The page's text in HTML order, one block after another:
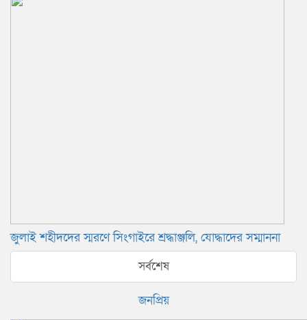
‎জুলাই শহীদদের স্মরণে সিংগাইরে শ্রদ্ধাঞ্জলি, যোদ্ধাদের সম্মাননা
সর্বশেষ
জনপ্রিয়